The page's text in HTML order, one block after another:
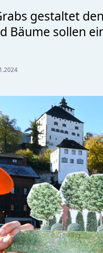
gestaltet
Bäume sollen